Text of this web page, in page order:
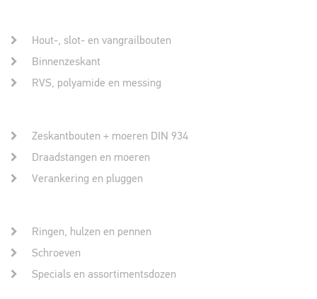
Hout-, slot- en vangrailbouten
Binnenzeskant
RVS, polyamide en messing
Zeskantbouten + moeren DIN 934
Draadstangen en moeren
Verankering en pluggen
Ringen, hulzen en pennen
Schroeven
Specials en assortimentsdozen